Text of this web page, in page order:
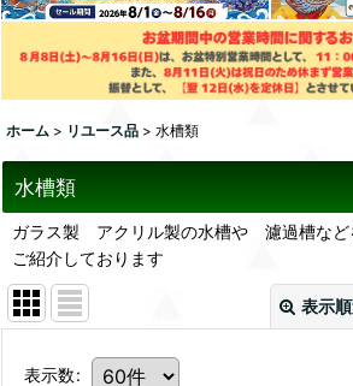
ホーム > リユース品 > 水槽類
水槽類
ガラス製 アクリル製の水槽や 濾過槽など
ご紹介しております
表示
表示数: